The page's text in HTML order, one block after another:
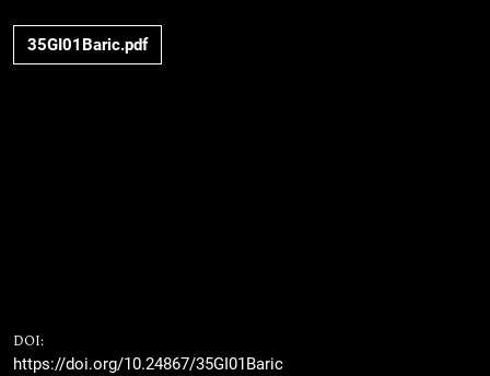
35GI01Baric.pdf
DOI:
https://doi.org/10.24867/35GI01Baric